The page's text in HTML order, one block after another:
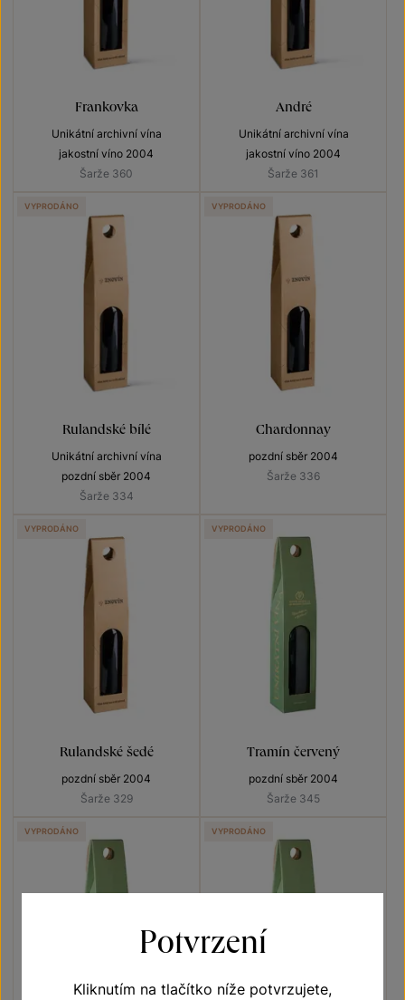
Frankovka
Unikátní archivní vína
jakostní víno 2004
Šarže 360
André
Unikátní archivní vína
jakostní víno 2004
Šarže 361
Rulandské bílé
Unikátní archivní vína
pozdní sběr 2004
Šarže 334
VYPRODÁNO
Chardonnay
pozdní sběr 2004
Šarže 336
VYPRODÁNO
Rulandské šedé
pozdní sběr 2004
Šarže 329
VYPRODÁNO
Tramín červený
pozdní sběr 2004
Šarže 345
VYPRODÁNO
VYPRODÁNO VYPRODÁNO
Potvrzení
Kliknutím na tlačítko níže potvrzujete,